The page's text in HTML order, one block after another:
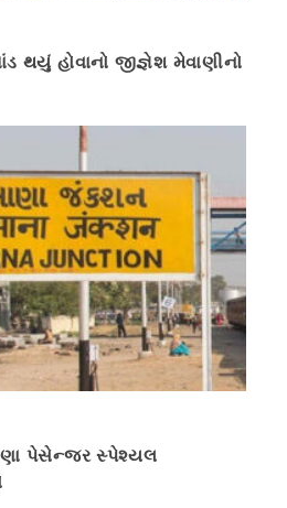
થયું હોવાનો જીજ્ઞેશ મેવાણીનો
પેસેન્જર સ્પેશ્યલ